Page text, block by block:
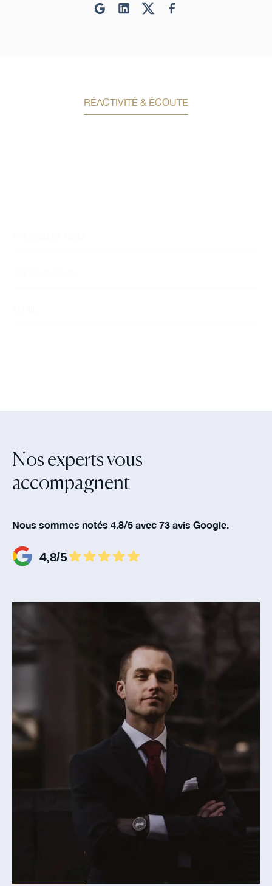
RÉACTIVITÉ & ÉCOUTE
Nos experts vous
accompagnent‍
Nous sommes notés 4.8/5 avec 73 avis Google.